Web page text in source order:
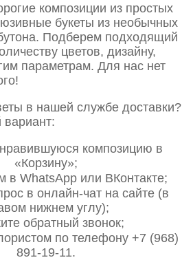
композиции из простых
букеты из необычных
Подберем подходящий
цветов, дизайну,
параметрам. Для нас нет
в нашей службе доставки?
композицию в
«Корзину»;
в WhatsApp или ВКонтакте;
в онлайн-чат на сайте (в
нижнем углу);
обратный звонок;
по телефону +7 (968)
891-19-11.